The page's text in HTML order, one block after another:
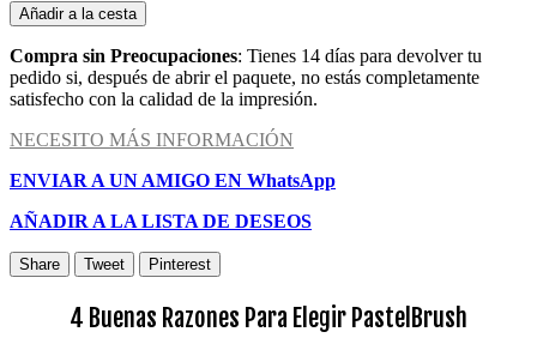
Añadir a la cesta
Compra sin Preocupaciones: Tienes 14 días para devolver tu
pedido si, después de abrir el paquete, no estás completamente
satisfecho con la calidad de la impresión.
NECESITO MÁS INFORMACIÓN
ENVIAR A UN AMIGO EN WhatsApp
AÑADIR A LA LISTA DE DESEOS
Share Tweet Pinterest
4 Buenas Razones Para Elegir PastelBrush